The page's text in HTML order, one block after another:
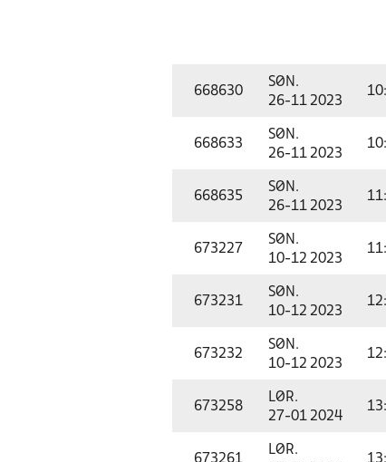
668630
SØN.
26-11 2023
668633
SØN.
26-11 2023
668635
SØN.
26-11 2023
673227
SØN.
10-12 2023
673231
SØN.
10-12 2023
673232
SØN.
10-12 2023
673258
LØR.
27-01 2024
673261
LØR.